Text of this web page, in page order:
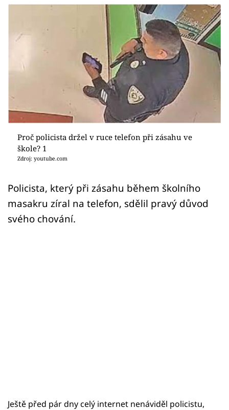
Sex a vztahy
Sledujte prima+
Přihlášení
Sledujte nás
Proč policista držel v ruce telefon při zásahu ve
škole? 1
Zdroj: youtube.com
Policista, který při zásahu během školního
masakru zíral na telefon, sdělil pravý důvod
svého chování.
Ještě před pár dny celý internet nenáviděl policistu,